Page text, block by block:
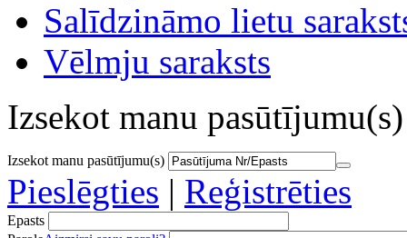
Salīdzināmo lietu
Vēlmju saraksts
Izsekot manu pasūtījumu(s)
Izsekot manu pasūtījumu(s)
Pieslēgties | Reģistrēties
Epasts